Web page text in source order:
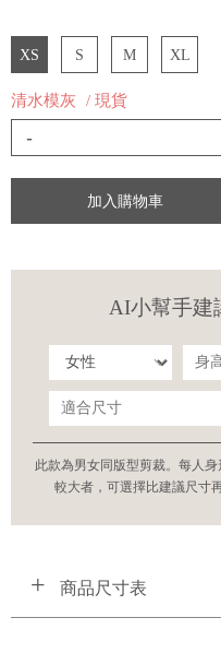
XS S M XL
清水模灰 / 現貨
-
加入購物車
AI小幫手建
此款為男女同版型剪裁。每人
較大者，可選擇比建議尺寸
商品尺寸表